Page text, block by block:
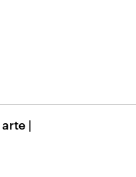
arte |